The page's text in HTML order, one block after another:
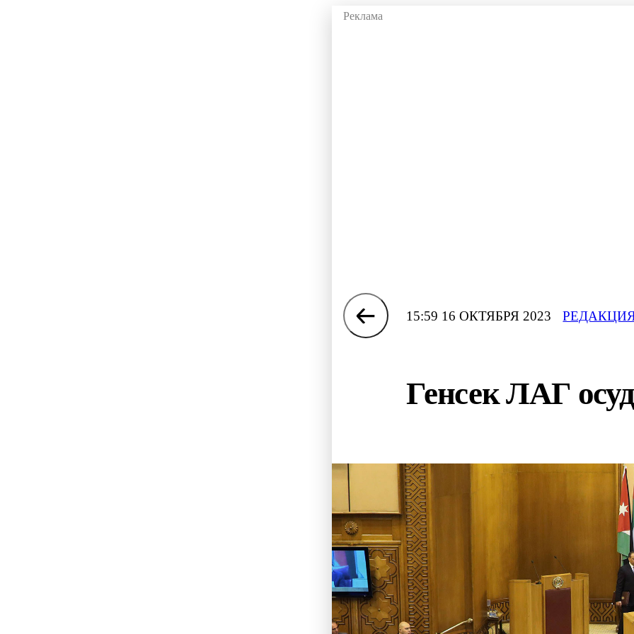
15:59 16 ОКТЯБРЯ 2023
Генсек ЛАГ